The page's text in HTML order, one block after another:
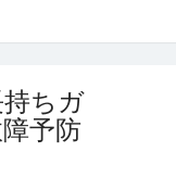
ちガ
予防